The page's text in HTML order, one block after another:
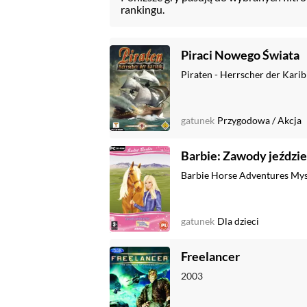
rankingu.
Piraci Nowego Świata
Piraten - Herrscher der
gatunek Przygodowa/Akcja
Barbie: Zawody
Barbie Horse Adventures
gatunek Dla dzieci
Freelancer
2003